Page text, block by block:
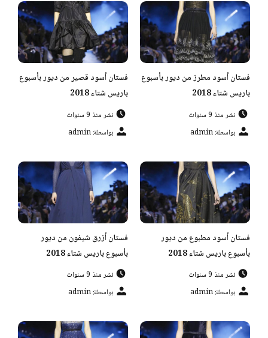
فستان أسود مطرز من ديور بأسبوع
باريس شتاء 2018
نشر منذ 9 سنوات
بواسطة: admin
فستان أسود قصير من ديور بأسبوع
باريس شتاء 2018
نشر منذ 9 سنوات
بواسطة: admin
فستان أسود مطبوع من ديور
بأسبوع باريس شتاء 2018
نشر منذ 9 سنوات
بواسطة: admin
فستان أزرق شيفون من ديور
بأسبوع باريس شتاء 2018
نشر منذ 9 سنوات
بواسطة: admin